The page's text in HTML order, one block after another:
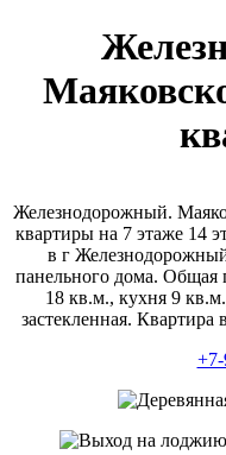
Железнодорожный.
квартиры на 7 этаже 14
в г
панельного дома. Общая
18 кв.м., кухня 9
застекленная.